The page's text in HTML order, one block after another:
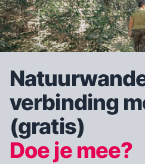
verbinding
(gratis)
Doe je mee?